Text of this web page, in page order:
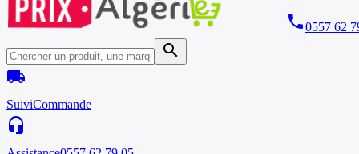
phone0557 62
search
local_shipping
SuiviCommande
headset_mic